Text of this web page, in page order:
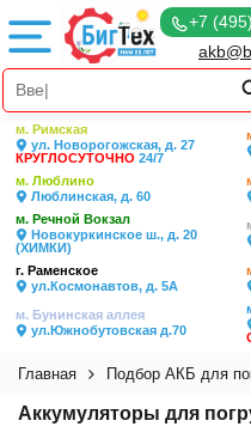
+7
м. Римская
ул. Новорогожская, д. 27
КРУГЛОСУТОЧНО 24/7
м. Люблино
Люблинская, д. 60
м. Речной Вокзал
Новокуркинское ш., д. 20
(ХИМКИ)
г. Раменское
ул.Космонавтов, д. 5А
м. Бунинская аллея
ул.Южнобутовская д.70
Главная Подбор АКБ для
Аккумуляторы для